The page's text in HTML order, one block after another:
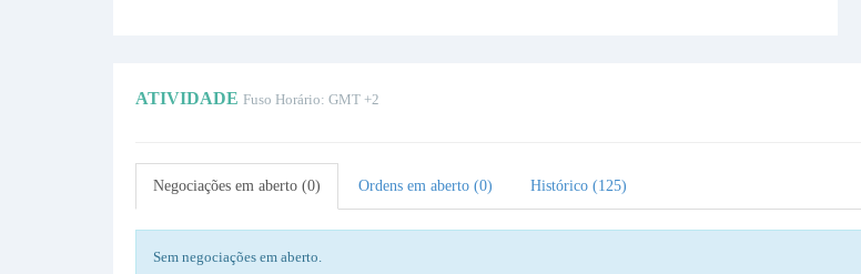
ATIVIDADE Fuso Horário: GMT +2
Negociações em aberto (0) Ordens em aberto (0) Histórico (125)
Sem negociações em aberto.